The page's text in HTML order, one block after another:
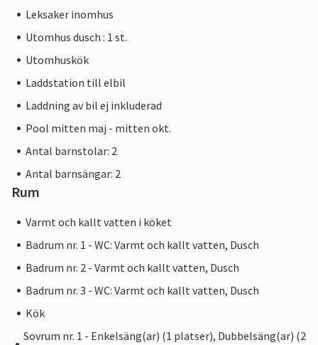
Leksaker inomhus
Utomhus dusch : 1 st.
Utomhuskök
Laddstation till elbil
Laddning av bil ej inkluderad
Pool mitten maj - mitten okt.
Antal barnstolar: 2
Antal barnsängar: 2
Rum
Varmt och kallt vatten i köket
Badrum nr. 1 - WC: Varmt och kallt vatten, Dusch
Badrum nr. 2 - Varmt och kallt vatten, Dusch
Badrum nr. 3 - WC: Varmt och kallt vatten, Dusch
Kök
Sovrum nr. 1 - Enkelsäng(ar) (1 platser), Dubbelsäng(ar) (2